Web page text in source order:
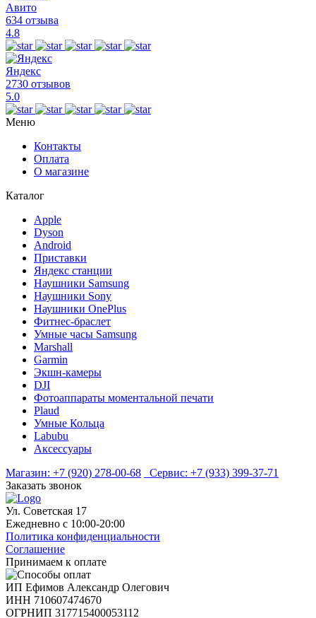
Авито
634 отзыва
4.8
Яндекс
2730 отзывов
5.0
Меню
Контакты
Оплата
О магазине
Каталог
Apple
Dyson
Android
Приставки
Яндекс станции
Наушники Samsung
Наушники Sony
Наушники OnePlus
Фитнес-браслет
Умные часы Samsung
Marshall
Garmin
Экшн-камеры
DJI
Фотоаппараты моментальной печати
Plaud
Умные Кольца
Labubu
Аксессуары
Магазин: +7 (920) 278-00-68 Сервис: +7 (933) 399-37-71
Заказать звонок
Ул. Советская 17
Ежедневно с 10:00-20:00
Политика конфиденциальности
Соглашение
Принимаем к оплате
ИП Ефимов Александр Олегович
ИНН 710607474670
ОГРНИП 317715400053112